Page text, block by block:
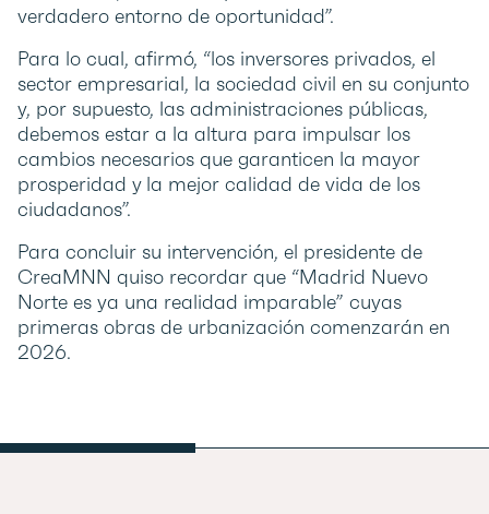
verdadero entorno de oportunidad”.
Para lo cual, afirmó, “los inversores privados, el
sector empresarial, la sociedad civil en su conjunto
y, por supuesto, las administraciones públicas,
debemos estar a la altura para impulsar los
cambios necesarios que garanticen la mayor
prosperidad y la mejor calidad de vida de los
ciudadanos”.
Para concluir su intervención, el presidente de
CreaMNN quiso recordar que “Madrid Nuevo
Norte es ya una realidad imparable” cuyas
primeras obras de urbanización comenzarán en
2026.